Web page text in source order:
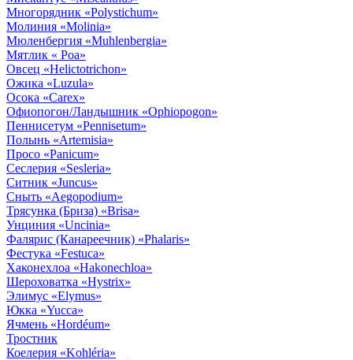
Многорядник «Polystichum»
Молиния «Molinia»
Мюленбергия «Muhlenbergia»
Мятлик « Poa»
Овсец «Helictotrichon»
Ожика «Luzula»
Осока «Carex»
Офиопогон/Ландышник «Ophiopogon»
Пеннисетум «Pennisetum»
Полынь «Artemisia»
Просо «Panicum»
Сеслерия «Sesleria»
Ситник «Juncus»
Сныть «Aegopodium»
Трясунка (Бриза) «Brisa»
Унциния «Uncinia»
Фалярис (Канареечник) «Phalaris»
Фестука «Festuca»
Хаконехлоа «Hakonechloa»
Шероховатка «Hystrix»
Элимус «Elymus»
Юкка «Yucca»
Ячмень «Hordéum»
Тростник
Коелерия «Kohléria»